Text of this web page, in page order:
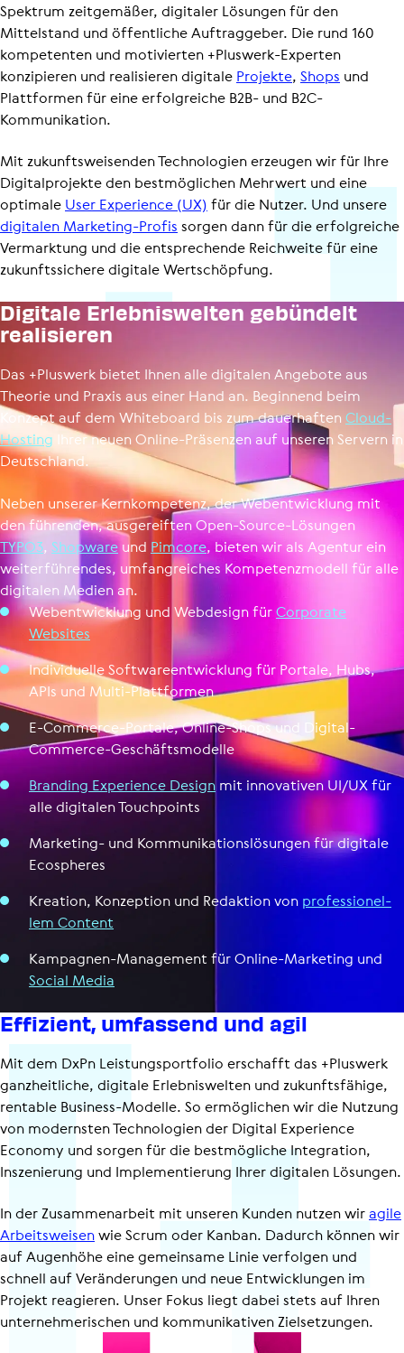
Spektrum zeitgemäßer, digitaler Lösungen für den
Mittelstand und öffentliche Auftraggeber. Die rund 160
kompetenten und motivierten +Pluswerk-Experten
konzipieren und realisieren digitale Projekte, Shops und
Plattformen für eine erfolgreiche B2B- und B2C-
Kommunikation.
Mit zukunfts­wei­senden Technologien erzeugen wir für Ihre
Digi­tal­pro­jekte den bestmöglichen Mehrwert und eine
optimale User Experience (UX) für die Nutzer. Und unsere
digitalen Marketing-Profis sorgen dann für die erfolgreiche
Vermarktung und die entsprechende Reichweite für eine
zukunfts­si­chere digitale Wertschöpfung.
Digitale Erleb­nis­welten gebündelt
reali­sieren
Das +Pluswerk bietet Ihnen alle digitalen Angebote aus
Theorie und Praxis aus einer Hand an. Beginnend beim
Konzept auf dem Whiteboard bis zum dauerhaften Cloud-
Hosting Ihrer neuen Online-Präsenzen auf unseren Servern in
Deutschland.
Neben unserer Kernkompetenz, der Webentwicklung mit
den führenden, ausgereiften Open-Source-Lösungen
TYPO3, Shopware und Pimcore, bieten wir als Agentur ein
weiter­füh­rendes, umfangreiches Kompe­tenz­mo­dell für alle
digitalen Medien an.
Web­ent­wick­lung und Webdesign fürCorporate
Websites
Indi­vi­du­elle Soft­ware­ent­wick­lung für Portale, Hubs,
APIs und Multi-Platt­for­men
E-Commerce-Portale, Online-Shops und Digital-
Commerce-Geschäfts­mo­delle
Branding Expe­ri­ence Design mit inno­va­ti­ven UI/UX für
alle digitalen Touch­points
Marketing- und Kom­mu­ni­ka­ti­ons­lö­sun­gen für digitale
Ecos­phe­res
Kreation, Kon­zep­tion und Redaktion von pro­fes­sio­nel­
lem Content
Kampagnen-Manage­ment für Online-Marketing und
Social Media
Effizient, umfassend und agil
Mit dem DxPn Leis­tungs­port­folio erschafft das +Pluswerk
ganzheitliche, digitale Erlebniswelten und zukunftsfähige,
rentable Business-Modelle. So ermöglichen wir die Nutzung
von modernsten Technologien der Digital Experience
Economy und sorgen für die bestmögliche Integration,
Inszenierung und Imple­men­tie­rung Ihrer digitalen Lösungen.
In der Zusammenarbeit mit unseren Kunden nutzen wiragile
Arbeitsweisenwie Scrum oder Kanban. Dadurch können wir
auf Augenhöhe eine gemeinsame Linie verfolgen und
schnell auf Veränderungen und neue Entwicklungen im
Projekt reagieren. Unser Fokus liegt dabei stets auf Ihren
unter­neh­me­ri­schen und kommunikativen Zielsetzungen.